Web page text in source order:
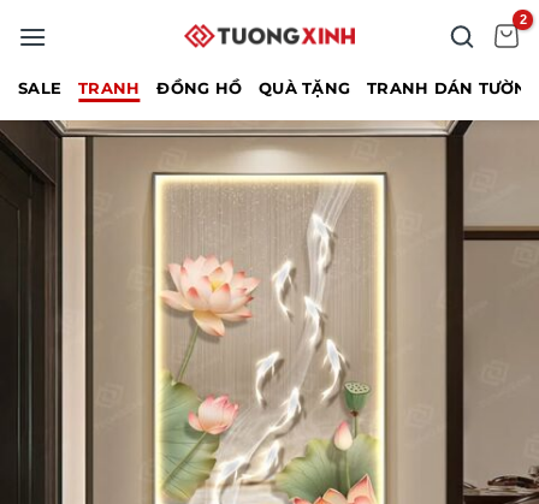
qua
SALE TRANH ĐỒNG HỒ QUÀ TẶNG TRANH DÁN